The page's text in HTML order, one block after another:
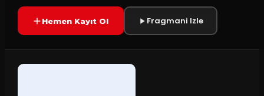
Hemen Kayıt Ol Fragmani Izle